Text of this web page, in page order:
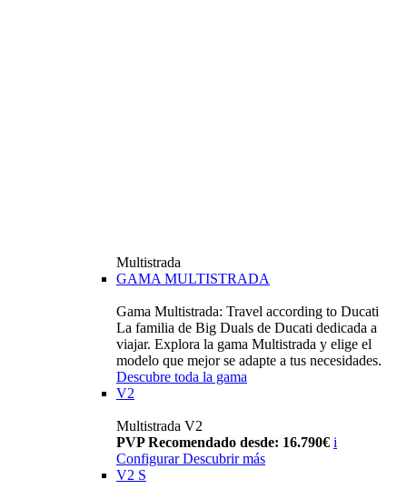
Multistrada
GAMA MULTISTRADA
Gama Multistrada: Travel according to Ducati
La familia de Big Duals de Ducati dedicada a
viajar. Explora la gama Multistrada y elige el
modelo que mejor se adapte a tus necesidades.
Descubre toda la gama
V2
Multistrada V2
PVP Recomendado desde: 16.790€ i
Configurar Descubrir más
V2 S